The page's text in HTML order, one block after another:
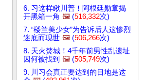
6. 习这样瞅川普！阿根廷勋章揭
开黑箱一角 🖼️ (516,332次)
7. “楼兰美少女”为告诉后人这惨烈
迷底而现世 🖼️ (506,266次)
8. 天火焚城！4千年前男性乱遗址
因何被找到 🖼️ (505,749次)
9. 川习会真正要达到的目地是这